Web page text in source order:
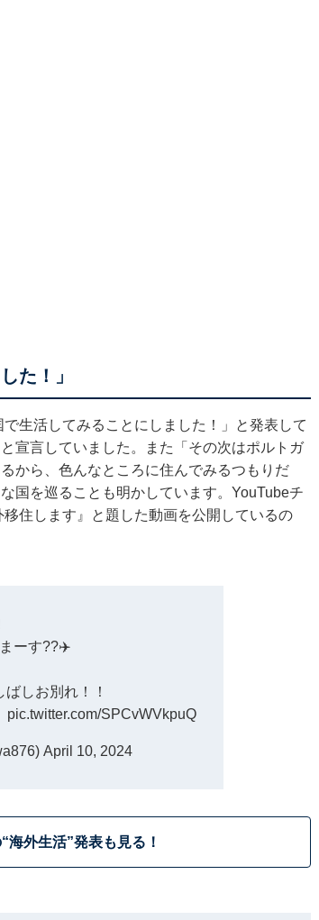
た！」
生活してみることにしました！」と発表して
宣言していました。また「その次はポルトガ
から、色んなところに住んでみるつもりだ
国を巡ることも明かしています。YouTubeチ
住します』と題した動画を公開しているの
ーす??✈️
しお別れ！！
pic.twitter.com/SPCvWVkpuQ
April 10, 2024
海外生活”発表も見る！